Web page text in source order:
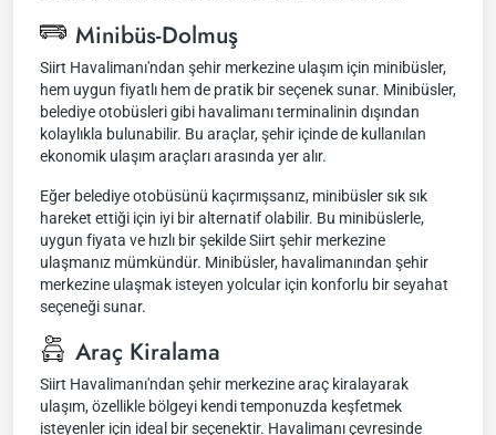
Minibüs-Dolmuş
Siirt Havalimanı'ndan şehir merkezine ulaşım için minibüsler,
hem uygun fiyatlı hem de pratik bir seçenek sunar. Minibüsler,
belediye otobüsleri gibi havalimanı terminalinin dışından
kolaylıkla bulunabilir. Bu araçlar, şehir içinde de kullanılan
ekonomik ulaşım araçları arasında yer alır.
Eğer belediye otobüsünü kaçırmışsanız, minibüsler sık sık
hareket ettiği için iyi bir alternatif olabilir. Bu minibüslerle,
uygun fiyata ve hızlı bir şekilde Siirt şehir merkezine
ulaşmanız mümkündür. Minibüsler, havalimanından şehir
merkezine ulaşmak isteyen yolcular için konforlu bir seyahat
seçeneği sunar.
Araç Kiralama
Siirt Havalimanı'ndan şehir merkezine araç kiralayarak
ulaşım, özellikle bölgeyi kendi temponuzda keşfetmek
isteyenler için ideal bir seçenektir. Havalimanı çevresinde